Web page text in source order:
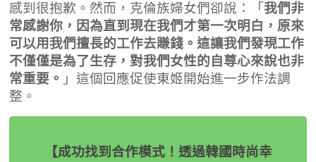
感到很抱歉。然而，克倫族婦女們卻說：「我們非
常感謝你，因為直到現在我們才第一次明白，原來
可以用我們擅長的工作去賺錢。這讓我們發現工作
不僅僅是為了生存，對我們女性的自尊心來說也非
常重要。 」這個回應促使東姬開始進一步作法調
整。
【成功找到合作模式！透過韓國時尚幸